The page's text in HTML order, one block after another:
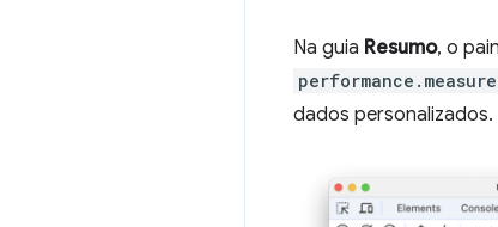
Na guia Resumo, o
performance.measure
dados personalizados.